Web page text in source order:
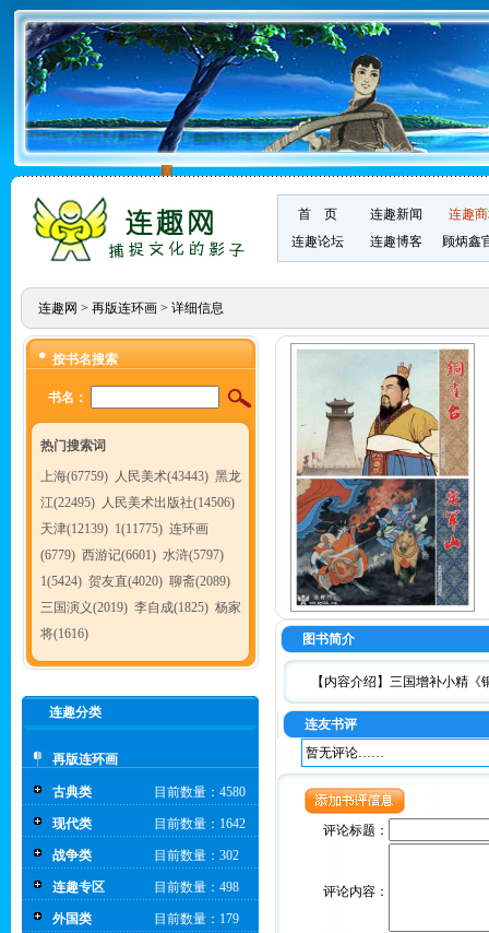
首 页 连趣新闻
连趣
连趣论坛
连趣博客 顾炳鑫
连趣网 > 再版连环画> 详细信息
按书名搜索
书名：
热门搜索词
上海(67759) 人民美术(43443) 黑龙
江(22495) 人民美术出版社(14506)
天津(12139) 1(11775) 连环画
(6779) 西游记(6601) 水浒(5797)
1(5424) 贺友直(4020) 聊斋(2089)
三国演义(2019) 李自成(1825) 杨家
将(1616)
连趣分类
再版连环画
古典类 目前数量：4580
现代类 目前数量：1642
战争类 目前数量：302
连趣专区 目前数量：498
外国类 目前数量：179
图书简介
【内容介绍】三国增补小精
连友书评
暂无评论……
评论标题：
评论内容：